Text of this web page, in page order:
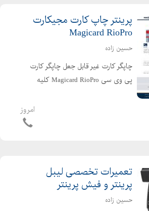
پرینتر چاپ کارت مجیکارت
Magicard RioPro
حسین زاده
چاپگر کارت غیر قابل جعل چاپگر کارت
پی وی سی Magicard RioPro کلیه
داراست . Magicard RioPro با استفـاده از
امروز
تعمیرات تخصصی لیبل
پرینتر و فیش پرینتر
حسین زاده